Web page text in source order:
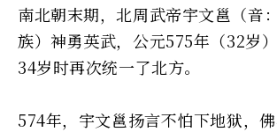
南北朝末期，北周武帝宇文邕（音
族）神勇英武，公元575年（32岁）
34岁时再次统一了北方。
574年，宇文邕扬言不怕下地狱，